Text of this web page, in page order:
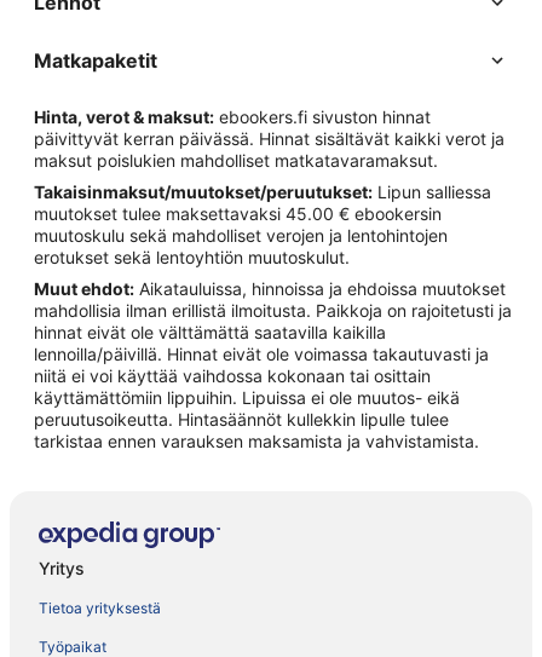
Matkapaketit
Hinta, verot & maksut: ebookers.fi sivuston hinnat
päivittyvät kerran päivässä. Hinnat sisältävät kaikki verot ja
maksut poislukien mahdolliset matkatavaramaksut.
Takaisinmaksut/muutokset/peruutukset: Lipun salliessa
muutokset tulee maksettavaksi 45.00 € ebookersin
muutoskulu sekä mahdolliset verojen ja lentohintojen
erotukset sekä lentoyhtiön muutoskulut.
Muut ehdot: Aikatauluissa, hinnoissa ja ehdoissa muutokset
mahdollisia ilman erillistä ilmoitusta. Paikkoja on rajoitetusti ja
hinnat eivät ole välttämättä saatavilla kaikilla
lennoilla/päivillä. Hinnat eivät ole voimassa takautuvasti ja
niitä ei voi käyttää vaihdossa kokonaan tai osittain
käyttämättömiin lippuihin. Lipuissa ei ole muutos- eikä
peruutusoikeutta. Hintasäännöt kullekkin lipulle tulee
tarkistaa ennen varauksen maksamista ja vahvistamista.
Yritys
Tietoa yrityksestä
Työpaikat